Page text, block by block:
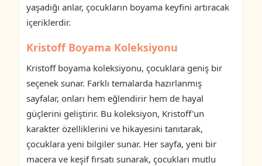
yaşadığı anlar, çocukların boyama keyfini artıracak
içeriklerdir.
Kristoff Boyama Koleksiyonu
Kristoff boyama koleksiyonu, çocuklara geniş bir
seçenek sunar. Farklı temalarda hazırlanmış
sayfalar, onları hem eğlendirir hem de hayal
güçlerini geliştirir. Bu koleksiyon, Kristoff'un
karakter özelliklerini ve hikayesini tanıtarak,
çocuklara yeni bilgiler sunar. Her sayfa, yeni bir
macera ve keşif fırsatı sunarak, çocukları mutlu